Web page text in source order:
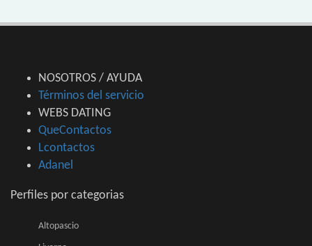
NOSOTROS / AYUDA
Términos del servicio
WEBS DATING
QueContactos
Lcontactos
Adanel
Perfiles por categorias
Altopascio